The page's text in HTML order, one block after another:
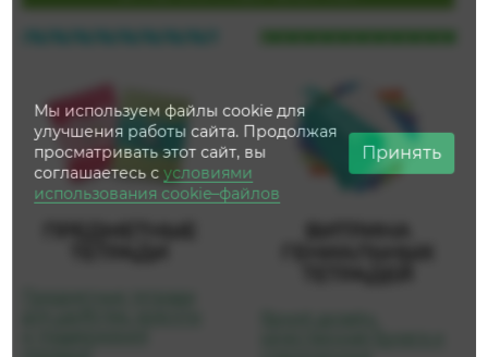
Мы используем файлы cookie для
улучшения работы сайта. Продолжая
просматривать этот сайт, вы
соглашаетесь сусловиями
использования cookie–файлов
Принять